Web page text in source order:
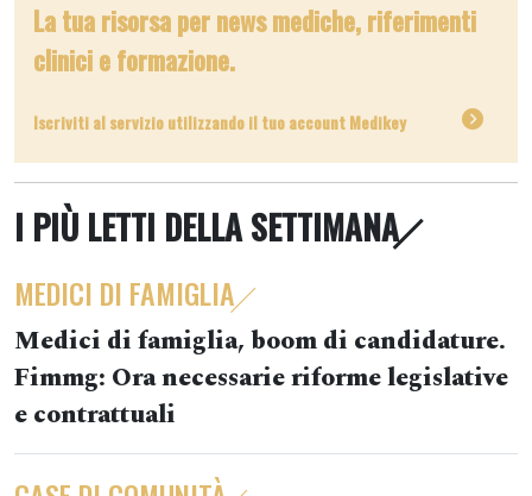
La tua risorsa per news mediche, riferimenti
clinici e formazione.
Iscriviti al servizio utilizzando il tuo account Medikey
I PIÙ LETTI DELLA SETTIMANA
MEDICI DI FAMIGLIA
Medici di famiglia, boom di candidature.
Fimmg: Ora necessarie riforme legislative
e contrattuali